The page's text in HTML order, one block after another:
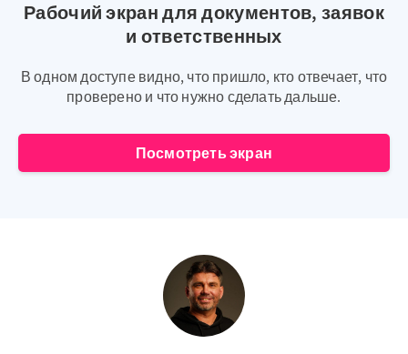
Рабочий экран для документов, заявок
и ответственных
В одном доступе видно, что пришло, кто отвечает, что
проверено и что нужно сделать дальше.
Посмотреть экран